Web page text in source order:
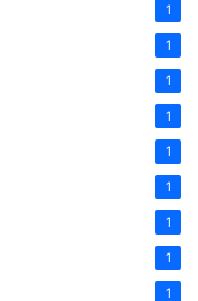
1
1
1
1
1
1
1
1
1